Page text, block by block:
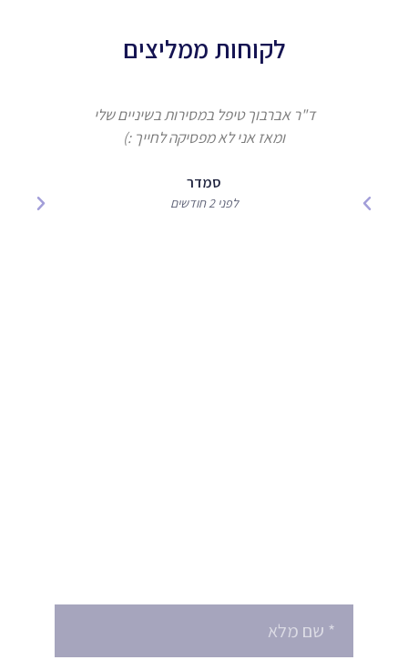
לקוחות ממליצים
ד"ר אברבוך טיפל במסירות בשיניים שלי
ומאז אני לא מפסיקה לחייך :)
סמדר
לפני 2 חודשים